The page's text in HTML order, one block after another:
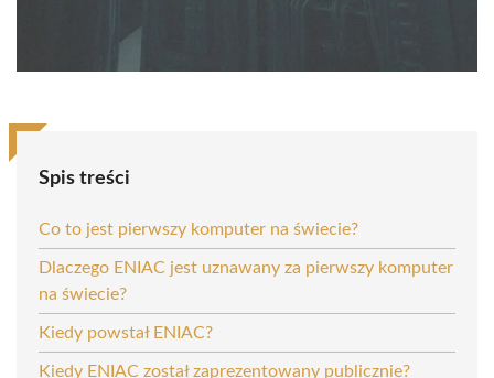
Spis treści
Co to jest pierwszy komputer na świecie?
Dlaczego ENIAC jest uznawany za pierwszy komputer
na świecie?
Kiedy powstał ENIAC?
Kiedy ENIAC został zaprezentowany publicznie?